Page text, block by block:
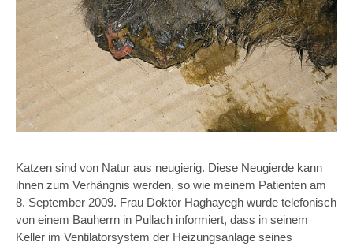
Katzen sind von Natur aus neugierig. Diese Neugierde kann
ihnen zum Verhängnis werden, so wie meinem Patienten am
8. September 2009. Frau Doktor Haghayegh wurde telefonisch
von einem Bauherrn in Pullach informiert, dass in seinem
Keller im Ventilatorsystem der Heizungsanlage seines